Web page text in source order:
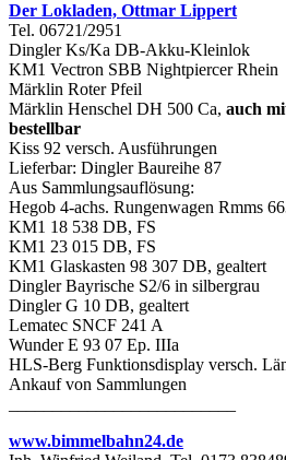
Der Lokladen, Ottmar Lippert
Tel. 06721/2951
Dingler Ks/Ka DB-Akku-Kleinlok
KM1 Vectron SBB Nightpiercer Rhein
Märklin Roter Pfeil
Märklin Henschel DH 500 Ca, auch
bestellbar
Kiss 92 versch. Ausführungen
Lieferbar: Dingler Baureihe 87
Aus Sammlungsauflösung:
Hegob 4-achs. Rungenwagen Rmms
KM1 18 538 DB, FS
KM1 23 015 DB, FS
KM1 Glaskasten 98 307 DB, gealtert
Dingler Bayrische S2/6 in silbergrau
Dingler G 10 DB, gealtert
Lematec SNCF 241 A
Wunder E 93 07 Ep. IIIa
HLS-Berg Funktionsdisplay versch.
Ankauf von Sammlungen
www.bimmelbahn24.de